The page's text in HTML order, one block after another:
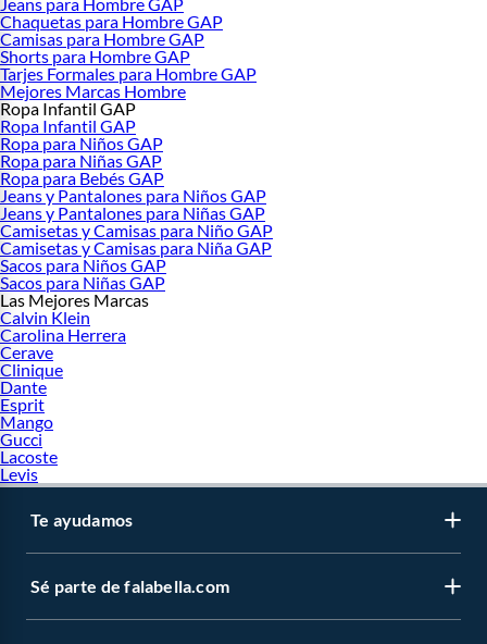
Chaquetas para Hombre GAP
Camisas para Hombre GAP
Shorts para Hombre GAP
Tarjes Formales para Hombre GAP
Mejores Marcas Hombre
Ropa Infantil GAP
Ropa Infantil GAP
Ropa para Niños GAP
Ropa para Niñas GAP
Ropa para Bebés GAP
Jeans y Pantalones para Niños GAP
Jeans y Pantalones para Niñas GAP
Camisetas y Camisas para Niño GAP
Camisetas y Camisas para Niña GAP
Sacos para Niños GAP
Sacos para Niñas GAP
Las Mejores Marcas
Calvin Klein
Carolina Herrera
Cerave
Clinique
Dante
Esprit
Mango
Gucci
Lacoste
Levis
Te ayudamos
Sé parte de falabella.com